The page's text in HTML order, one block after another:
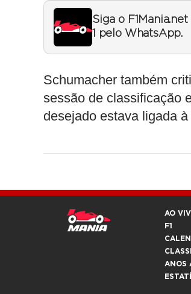
Siga o
1 pelo WhatsApp.
Schumacher também
sessão de classificação
desejado estava ligada
AO
F1
ANOS